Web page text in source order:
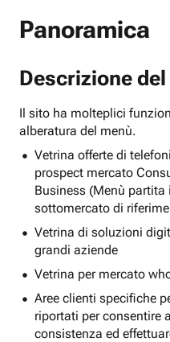
Panoramica
Descrizione
Il sito ha molteplici
alberatura del menù.
Vetrina offerte di
prospect mercato
Business (Menù partita
sottomercato di
Vetrina di soluzioni
grandi aziende
Vetrina per mercato
Aree clienti specifiche
riportati per consentire
consistenza ed